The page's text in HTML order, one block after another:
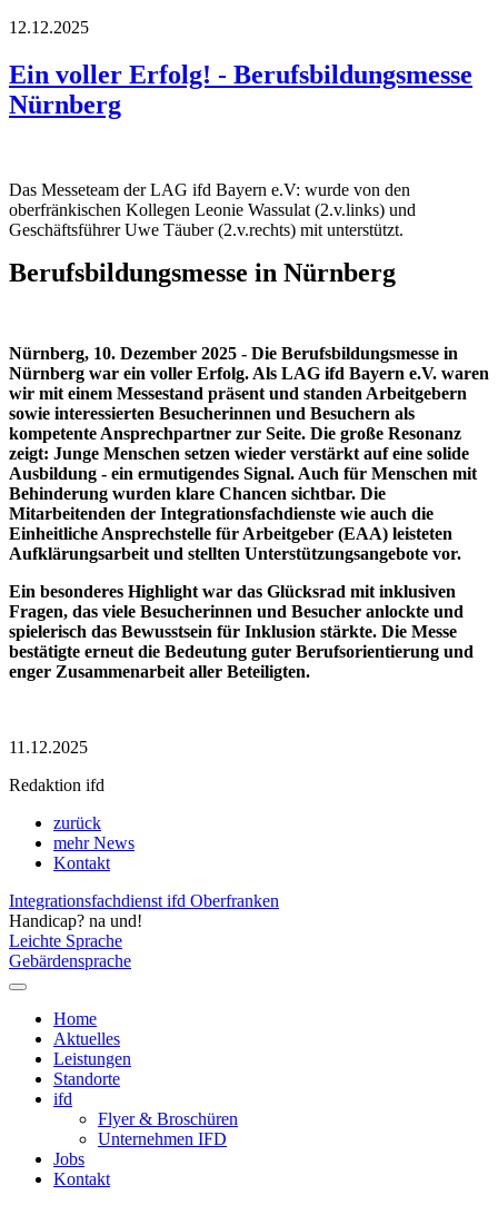
12.12.2025
Ein voller Erfolg! - Berufsbildungsmesse
Nürnberg
Das Messeteam der LAG ifd Bayern e.V: wurde von den
oberfränkischen Kollegen Leonie Wassulat (2.v.links) und
Geschäftsführer Uwe Täuber (2.v.rechts) mit unterstützt.
Berufsbildungsmesse in Nürnberg
Nürnberg, 10. Dezember 2025 - Die Berufsbildungsmesse in
Nürnberg war ein voller Erfolg. Als LAG ifd Bayern e.V. waren
wir mit einem Messestand präsent und standen Arbeitgebern
sowie interessierten Besucherinnen und Besuchern als
kompetente Ansprechpartner zur Seite. Die große Resonanz
zeigt: Junge Menschen setzen wieder verstärkt auf eine solide
Ausbildung - ein ermutigendes Signal. Auch für Menschen mit
Behinderung wurden klare Chancen sichtbar. Die
Mitarbeitenden der Integrationsfachdienste wie auch die
Einheitliche Ansprechstelle für Arbeitgeber (EAA) leisteten
Aufklärungsarbeit und stellten Unterstützungsangebote vor.
Ein besonderes Highlight war das Glücksrad mit inklusiven
Fragen, das viele Besucherinnen und Besucher anlockte und
spielerisch das Bewusstsein für Inklusion stärkte. Die Messe
bestätigte erneut die Bedeutung guter Berufsorientierung und
enger Zusammenarbeit aller Beteiligten.
11.12.2025
Redaktion ifd
zurück
mehr News
Kontakt
Integrationsfachdienst ifd Oberfranken
Handicap? na und!
Leichte Sprache
Gebärdensprache
Home
Aktuelles
Leistungen
Standorte
ifd
Flyer & Broschüren
Unternehmen IFD
Jobs
Kontakt